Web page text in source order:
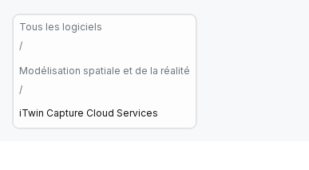
Tous les logiciels
/
Modélisation spatiale et de la réalité
/
iTwin Capture Cloud Services